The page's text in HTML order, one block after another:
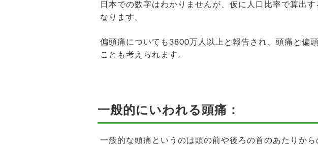
日本での数字はわかりませんが、仮に人口比率で算出
なります。
偏頭痛についても3800万人以上と報告され、頭痛と偏
ことも考えられます。
一般的にいわれる頭痛：
一般的な頭痛というのは頭の前や後ろの首のあたりか